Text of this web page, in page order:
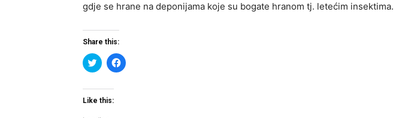
gdje se hrane na deponijama koje su bogate hranom tj. letećim insektima.
Share this:
Click
to
Twitter
(Opens
new
Click
to
Like this: